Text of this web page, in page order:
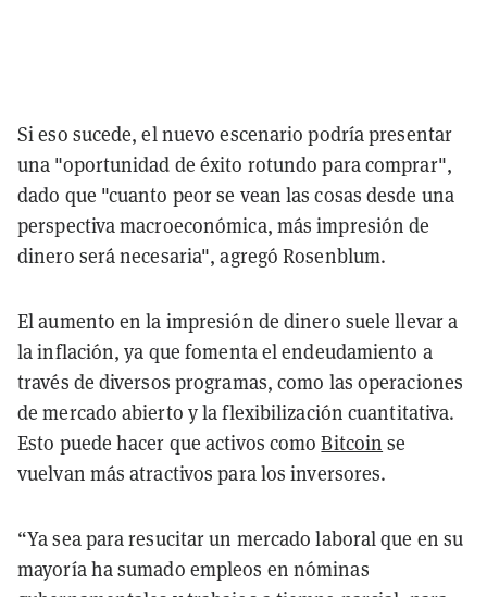
Si eso sucede, el nuevo escenario podría presentar
una "oportunidad de éxito rotundo para comprar",
dado que "cuanto peor se vean las cosas desde una
perspectiva macroeconómica, más impresión de
dinero será necesaria", agregó Rosenblum.
El aumento en la impresión de dinero suele llevar a
la inflación, ya que fomenta el endeudamiento a
través de diversos programas, como las operaciones
de mercado abierto y la flexibilización cuantitativa.
Esto puede hacer que activos comoBitcoin se
vuelvan más atractivos para los inversores.
“Ya sea para resucitar un mercado laboral que en su
mayoría ha sumado empleos en nóminas